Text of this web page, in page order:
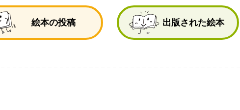
絵本の投稿 出版された絵本